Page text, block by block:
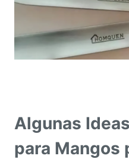
Algunas
para Mangos